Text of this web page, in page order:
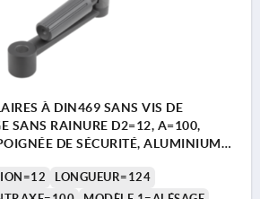
À DIN469 SANS VIS DE
SANS RAINURE D2=12, A=100,
DE SÉCURITÉ, ALUMINIUM
NOIR
LONGUEUR=124